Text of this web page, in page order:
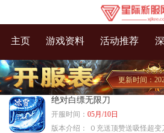
主页 游戏资料 活动推荐
更新时间：
绝对白缥无限刀
开服时间： 05月/10日
版本介绍：
０充送顶赞送吸怪超